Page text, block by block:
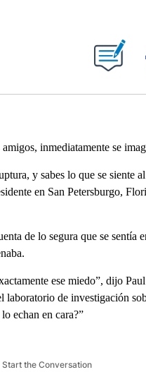
ABOUT NEW PAGES ON "".
inmediatamente se
y sabes lo que se siente
en San Petersburgo,
de lo segura que se sentía
ese miedo”, dijo
de investigación
echan en cara?”
Start the Conversation